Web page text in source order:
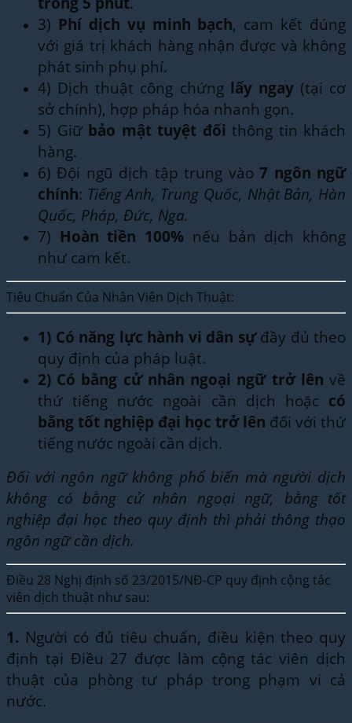
3) Phí dịch vụ minh bạch, cam kết đúng
với giá trị khách hàng nhận được và không
phát sinh phụ phí.
4) Dịch thuật công chứng lấy ngay(tại cơ
sở chính), hợp pháp hóa nhanh gọn.
5) Giữ bảo mật tuyệt đối thông tin khách
hàng.
6) Đội ngũ dịch tập trung vào7 ngôn ngữ
chính: Tiếng Anh, Trung Quốc, Nhật Bản, Hàn
Quốc, Pháp, Đức, Nga.
7) Hoàn tiền 100% nếu bản dịch không
như cam kết.
Tiêu Chuẩn Của Nhân Viên Dịch Thuật:
1) Có năng lực hành vi dân sựđầy đủ theo
quy định của pháp luật.
2) Có bằng cử nhân ngoại ngữ trở lên về
thứ tiếng nước ngoài cần dịch hoặc có
bằng tốt nghiệp đại học trở lên đối với thứ
tiếng nước ngoài cần dịch.
Đối với ngôn ngữ không phổ biến mà người dịch
không có bằng cử nhân ngoại ngữ, bằng tốt
nghiệp đại học theo quy định thì phải thông thạo
ngôn ngữ cần dịch.
Điều 28 Nghị định số 23/2015/NĐ-CP quy định cộng tác
viên dịch thuật như sau:
1. Người có đủ tiêu chuẩn, điều kiện theo quy
định tại Điều 27 được làm cộng tác viên dịch
thuật của phòng tư pháp trong phạm vi cả
nước.